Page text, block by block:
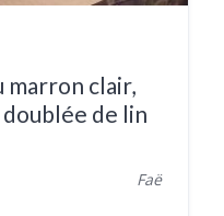
marron clair,
de lin
Faë